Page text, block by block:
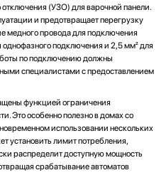
(УЗО) для варочной панели.
и предотвращает перегрузку
медного провода для подключения
однофазного подключения и 2,5 мм² для
по подключению должны
специалистами с предоставлением
функцией ограничения
Это особенно полезно в домах со
использовании нескольких
установить лимит потребления,
распределит доступную мощность
срабатывание автоматов